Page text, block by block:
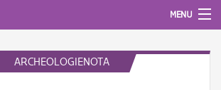
MENU
ARCHEOLOGIENOTA